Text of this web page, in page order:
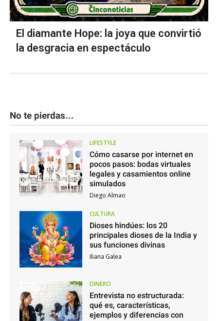
El diamante Hope: la joya que convirtió
la desgracia en espectáculo
No te pierdas...
LIFESTYLE
Cómo casarse por internet en
pocos pasos: bodas virtuales
legales y casamientos online
simulados
Diego Almao
CULTURA
Dioses hindúes: los 20
principales dioses de la India y
sus funciones divinas
Iliana Galea
DINERO
Entrevista no estructurada:
qué es, características,
ejemplos y diferencias con